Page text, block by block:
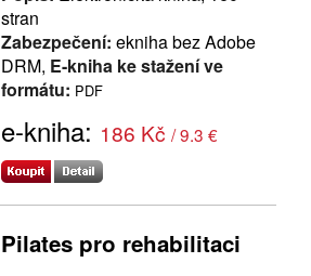
stran
Zabezpečení: ekniha bez Adobe
DRM, E-kniha ke stažení ve
formátu: PDF
e-kniha: 186 Kč / 9.3 €
Pilates pro rehabilitaci